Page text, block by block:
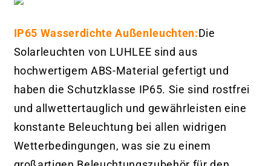
IP65 Wasserdichte Außenleuchten:Die
Solarleuchten von LUHLEE sind aus
hochwertigem ABS-Material gefertigt und
haben die Schutzklasse IP65. Sie sind rostfrei
und allwettertauglich und gewährleisten eine
konstante Beleuchtung bei allen widrigen
Wetterbedingungen, was sie zu einem